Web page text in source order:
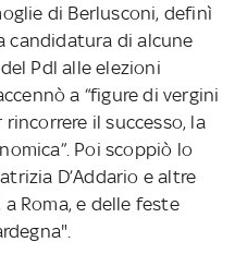
di Berlusconi, definì
candidatura di alcune
Pdl alle elezioni
a “figure di vergini
il successo, la
Poi scoppiò lo
D’Addario e altre
a Roma, e delle feste